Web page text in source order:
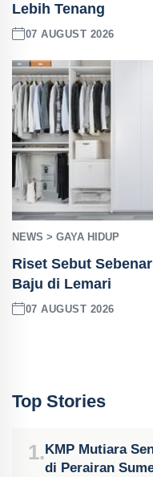
Lebih Tenang
07 AUGUST 2026
NEWS > GAYA HIDUP
Riset Sebut
Baju di Lemari
07 AUGUST 2026
Top Stories
1.KMP Mutiara
di Perairan